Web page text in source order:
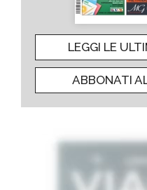
LEGGI LE
ABBONATI